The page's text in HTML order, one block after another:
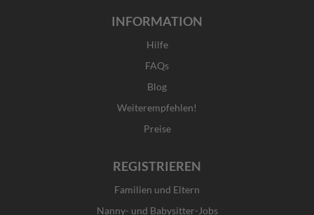
INFORMATION
Hilfe
FAQs
Blog
Weiterempfehlen!
Preise
REGISTRIEREN
Familien und Eltern
Nanny- und Babysitter-Jobs